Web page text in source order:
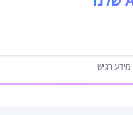
רגיש